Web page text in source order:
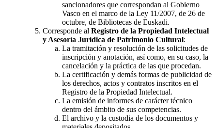
sancionadores que correspondan al Gobierno
Vasco en el marco de la Ley 11/2007, de 26 de
octubre, de Bibliotecas de Euskadi.
Corresponde al Registro de la Propiedad Intelectual
y Asesoría Jurídica de Patrimonio Cultural:
La tramitación y resolución de las solicitudes de
inscripción y anotación, así como, en su caso, la
cancelación y la práctica de las que procedan.
La certificación y demás formas de publicidad de
los derechos, actos y contratos inscritos en el
Registro de la Propiedad Intelectual.
La emisión de informes de carácter técnico
dentro del ámbito de sus competencias.
El archivo y la custodia de los documentos y